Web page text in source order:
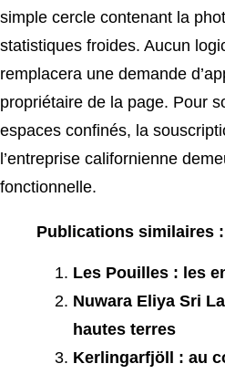
simple cercle contenant la
statistiques froides. Aucun
remplacera une demande
propriétaire de la page. Pour
espaces confinés, la
l’entreprise californienne
fonctionnelle.
Publications similaires :
Les Pouilles : les
Nuwara Eliya Sri
hautes terres
Kerlingarfjöll : au